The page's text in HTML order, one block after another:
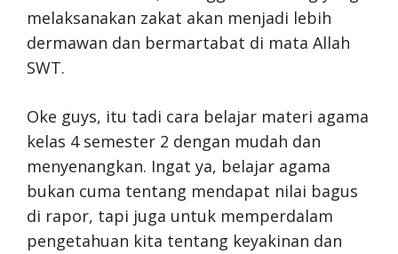
melaksanakan zakat akan menjadi lebih
dermawan dan bermartabat di mata Allah
SWT.
Oke guys, itu tadi cara belajar materi agama
kelas 4 semester 2 dengan mudah dan
menyenangkan. Ingat ya, belajar agama
bukan cuma tentang mendapat nilai bagus
di rapor, tapi juga untuk memperdalam
pengetahuan kita tentang keyakinan dan